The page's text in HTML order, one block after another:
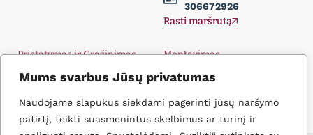
Mums svarbus Jūsų privatumas
Naudojame slapukus siekdami pagerinti jūsų naršymo
patirtį, teikti suasmenintus skelbimus ar turinį ir
306672926
Rasti maršrutą
Pristatymas ir Grąžinimas
Privatumo politika
Montavimas
Didmena
Kontaktai